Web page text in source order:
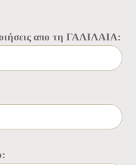
απο τη ΓΑΛΙΛΑΙΑ: